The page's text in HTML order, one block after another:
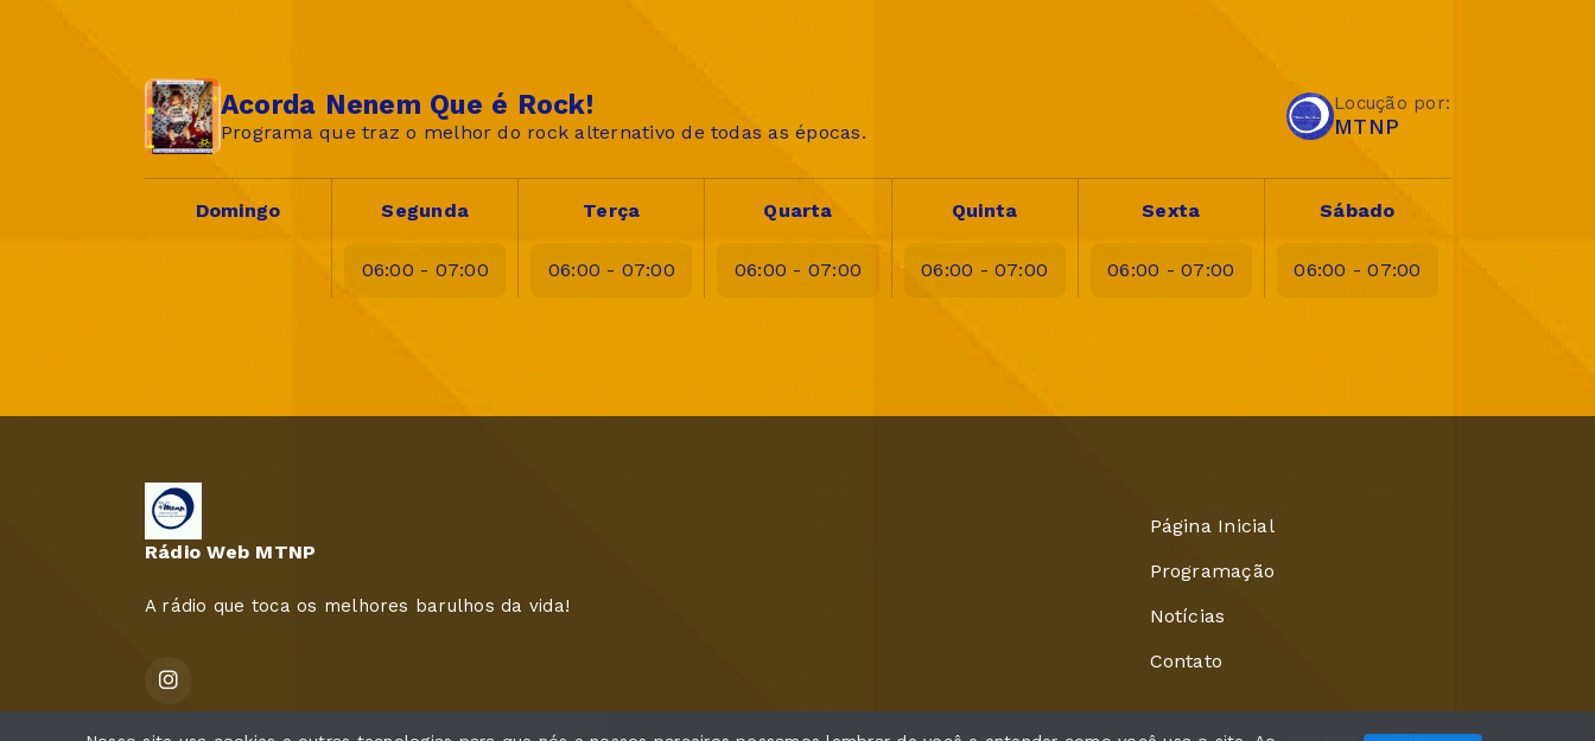
Acorda Nenem Que é Rock!
Programa que traz o melhor do rock alternativo de todas as épocas.
Locução por:
MTNP
Domingo Segunda
06:00 - 07:00
Terça
06:00 - 07:00
Quarta
06:00 - 07:00
Quinta
06:00 - 07:00
Sexta
06:00 - 07:00
Sábado
06:00 - 07:00
Rádio Web MTNP
A rádio que toca os melhores barulhos da vida!
Página Inicial
Programação
Notícias
Contato